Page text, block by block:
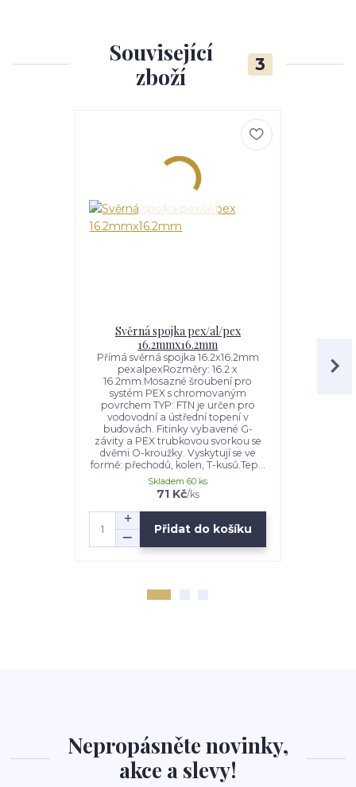
Související
zboží
3
Svěrná spojka pex/al/pex
16.2mmx16.2mm
Přímá svěrná spojka 16.2x16.2mm
pexalpexRozměry: 16.2 x
16.2mm.Mosazné šroubení pro
systém PEX s chromovaným
povrchem TYP: FTN je určen pro
vodovodní a ústřední topení v
budovách. Fitinky vybavené G-
závity a PEX trubkovou svorkou se
dvěmi O-kroužky. Vyskytují se ve
formě: přechodů, kolen, T-kusů.Tep...
71 Kč/ks
Skladem 60 ks
Přidat do košíku
Vícevrstvá
mm v
Nepropásněte novinky,
akce a slevy!